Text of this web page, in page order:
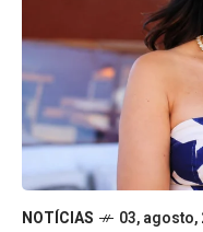
NOTÍCIAS 03, agosto,